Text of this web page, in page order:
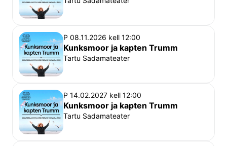
teater hilinemise tõttu kasutamata jäänud pileteid.
piletikontrolliks ja istekoha leidmiseks ning soovime
teile teatrielamust!
Rahvusteater Vanemuine
P 08.11.2026 kell 12:00
Kunksmoor ja kapten Trumm
Tartu Sadamateater
P 14.02.2027 kell 12:00
Kunksmoor ja kapten Trumm
Tartu Sadamateater